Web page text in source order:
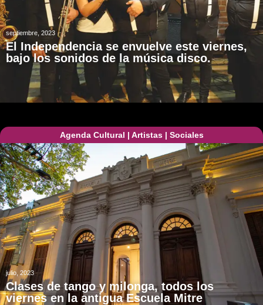
septiembre, 2023
El Independencia se envuelve este viernes,
bajo los sonidos de la música disco.
Agenda Cultural | Artistas| Sociales
julio, 2023
Clases de tango y milonga, todos los
viernes en la antigua Escuela Mitre